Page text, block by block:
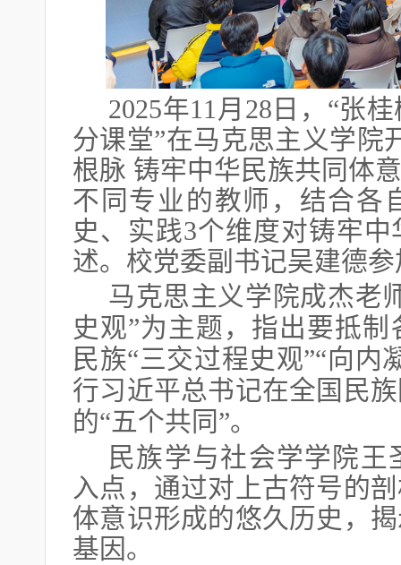
2025年11月28日，“张
分课堂”在马克思主义学院
根脉 铸牢中华民族共同体
不同专业的教师，结合各
史、实践3个维度对铸牢
述。校党委副书记吴建德
马克思主义学院成杰老
史观”为主题，指出要抵
民族“三交过程史观”“向内
行习近平总书记在全国民
的“五个共同”。
民族学与社会学学院
入点，通过对上古符号的
体意识形成的悠久历史，
基因。